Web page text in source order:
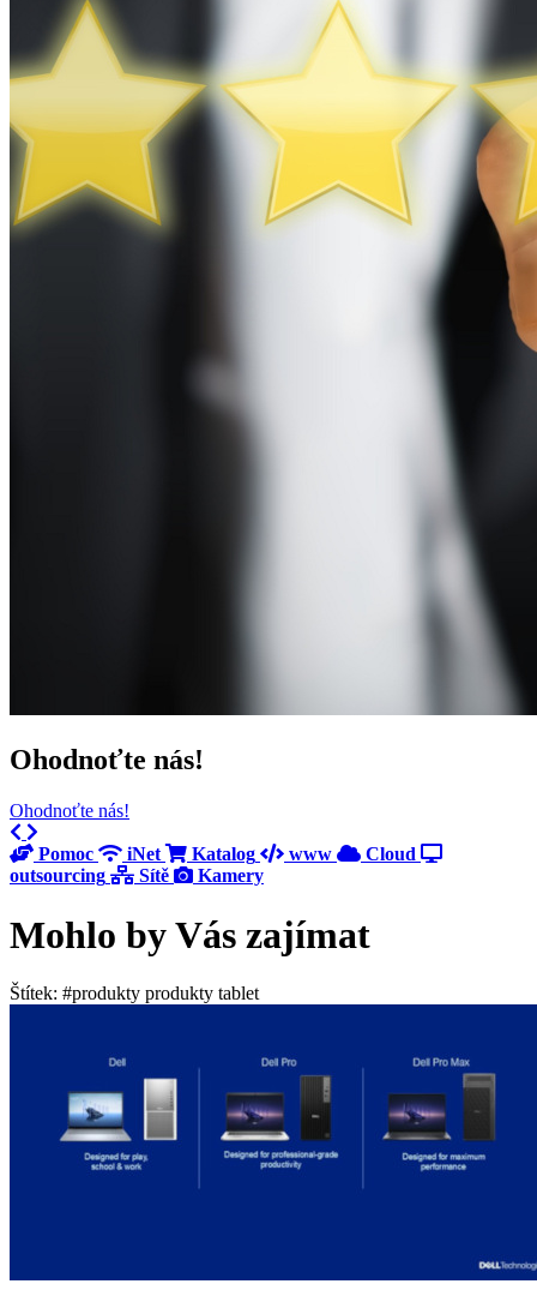
Ohodnoťte nás!
Ohodnoťte nás!
Previous
Pomoc
iNet Katalog www
Cloud
outsourcing
Sítě Kamery
Mohlo by Vás zajímat
Štítek: #produkty produkty tablet